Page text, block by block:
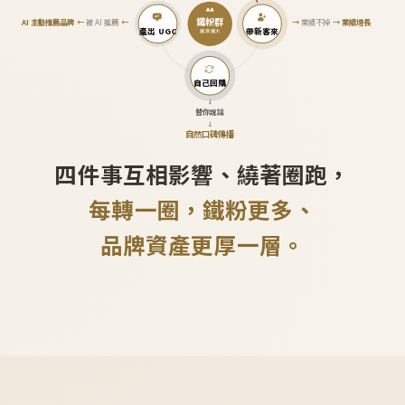
鐵粉群
越滾越大 帶新客來
→業績不掉 →業績增長
自己回購
↓
替你說話
↓
自然口碑傳播
產出 UGC
AI 主動推薦品牌←被 AI 推薦 ←
四件事互相影響、繞著圈跑，
每轉一圈，鐵粉更多、
品牌資產更厚一層。